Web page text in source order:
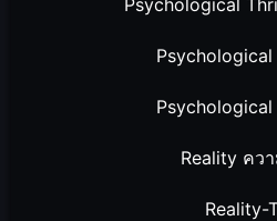
Reality คว
Reality-